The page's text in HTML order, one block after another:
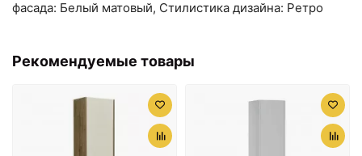
Caprigo Nokturn 1350L-
Nokturn 1350L-TP800
фасада: Белый матовый, Стилистика дизайна: Ретро
Рекомендуемые товары